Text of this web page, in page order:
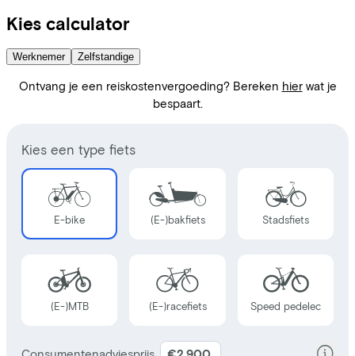
Kies calculator
Werknemer Zelfstandige
Ontvang je een reiskostenvergoeding? Bereken hierwat je
bespaart.